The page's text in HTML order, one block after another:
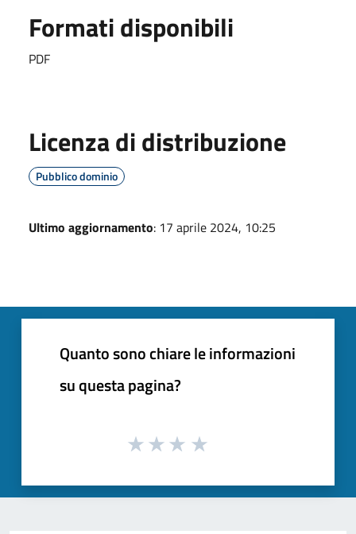
Formati disponibili
PDF
Licenza di distribuzione
Pubblico dominio
Ultimo aggiornamento: 17 aprile 2024, 10:25
Quanto sono chiare le informazioni
su questa pagina?